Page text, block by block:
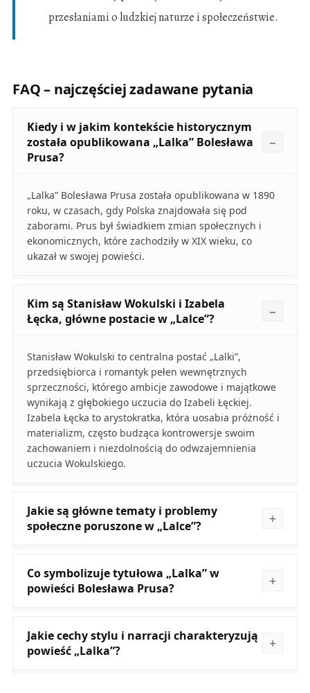
przesłaniami o ludzkiej naturze i społeczeństwie.
FAQ – najczęściej zadawane pytania
Kiedy i w jakim kontekście historycznym
została opublikowana „Lalka” Bolesława
Prusa?
„Lalka” Bolesława Prusa została opublikowana w 1890
roku, w czasach, gdy Polska znajdowała się pod
zaborami. Prus był świadkiem zmian społecznych i
ekonomicznych, które zachodziły w XIX wieku, co
ukazał w swojej powieści.
Kim są Stanisław Wokulski i Izabela
Łęcka, główne postacie w „Lalce”?
Stanisław Wokulski to centralna postać „Lalki”,
przedsiębiorca i romantyk pełen wewnętrznych
sprzeczności, którego ambicje zawodowe i majątkowe
wynikają z głębokiego uczucia do Izabeli Łęckiej.
Izabela Łęcka to arystokratka, która uosabia próżność i
materializm, często budząca kontrowersje swoim
zachowaniem i niezdolnością do odwzajemnienia
uczucia Wokulskiego.
Jakie są główne tematy i problemy
społeczne poruszone w „Lalce”?
Co symbolizuje tytułowa „Lalka” w
powieści Bolesława Prusa?
Jakie cechy stylu i narracji charakteryzują
powieść „Lalka”?